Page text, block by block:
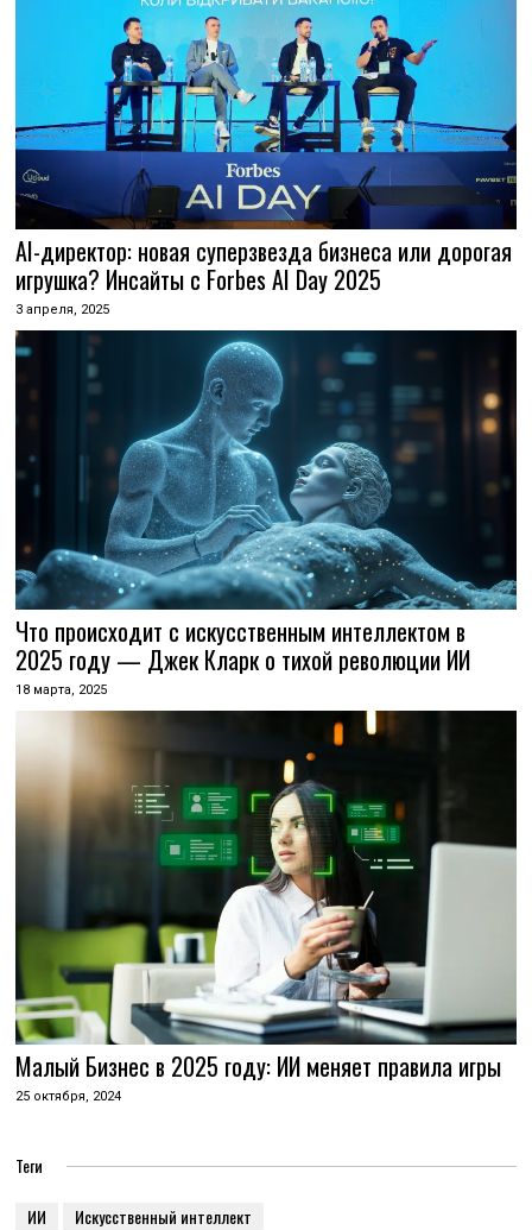
AI-директор: новая суперзвезда бизнеса или дорогая
игрушка? Инсайты с Forbes AI Day 2025
3 апреля, 2025
Что происходит с искусственным интеллектом в
2025 году — Джек Кларк о тихой революции ИИ
18 марта, 2025
Малый Бизнес в 2025 году: ИИ меняет правила игры
25 октября, 2024
Теги
ИИ Искусственный интеллект